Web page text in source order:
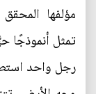
مؤلفها
تمثل أنموذجًا
رجل واحد